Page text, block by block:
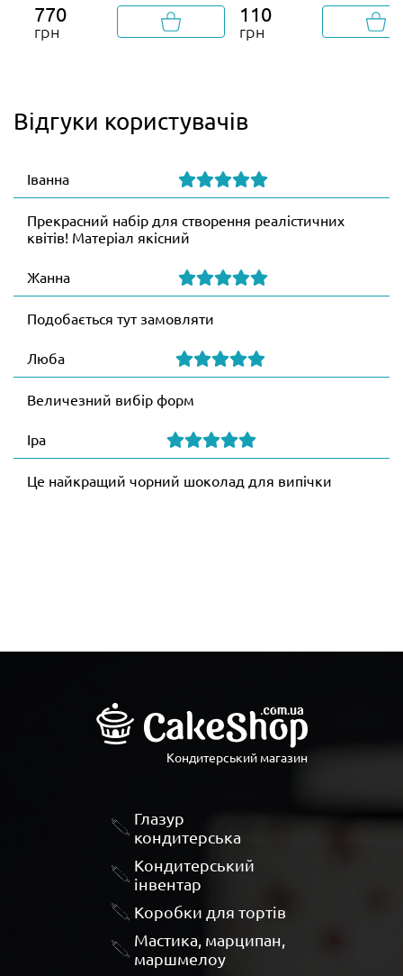
770
грн
110
грн
Відгуки користувачів
Іванна
Прекрасний набір для створення реалістичних
квітів! Матеріал якісний
Жанна
Подобається тут замовляти
Люба
Величезний вибір форм
Іра
Це найкращий чорний шоколад для випічки
Кондитерський магазин
Глазур
кондитерська
Кондитерський
інвентар
Коробки для тортів
Мастика, марципан,
маршмелоу